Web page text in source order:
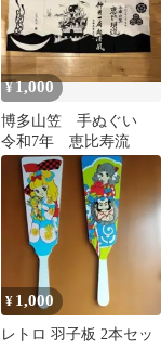
¥1,000
博多山笠 手ぬぐい
令和7年 恵比寿流
¥ 1,000
レトロ 羽子板 2本セッ